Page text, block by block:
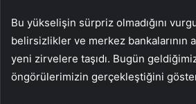
Bu yükselişin sürpriz olmadığını
belirsizlikler ve merkez bankalarının
yeni zirvelere taşıdı. Bugün
öngörülerimizin gerçekleştiğini